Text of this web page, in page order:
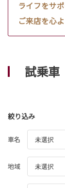
ライフをサ
ご来店を心
試乗車
絞り込み
車名
地域